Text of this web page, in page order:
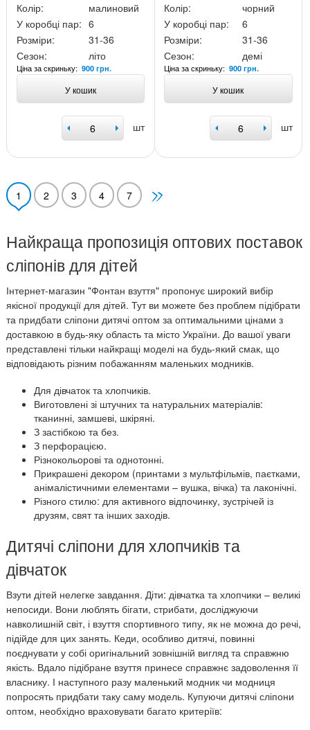
Колір:
малиновий
У коробці пар: 6
Розміри:
31-36
Сезон:
літо
Ціна за скриньку: 900 грн.
У кошик
шт
Колір:
чорний
У коробці пар:
6
Розміри:
31-36
Сезон:
демі
Ціна за скриньку:900 грн.
У кошик
шт
1 2 3 4 7
Найкраща пропозиція оптових поставок
сліпонів для дітей
Інтернет-магазин "Фонтан взуття" пропонує широкий вибір
якісної продукції для дітей. Тут ви можете без проблем підібрати
та придбати сліпони дитячі оптом за оптимальними цінами з
доставкою в будь-яку область та місто України. До вашої уваги
представлені тільки найкращі моделі на будь-який смак, що
відповідають різним побажанням маленьких модників.
Для дівчаток та хлопчиків.
Виготовлені зі штучних та натуральних матеріалів:
тканинні, замшеві, шкіряні.
З застібкою та без.
З перфорацією.
Різнокольорові та однотонні.
Прикрашені декором (принтами з мультфільмів, паєтками,
анімалістичними елементами – вушка, вічка) та лаконічні.
Різного стилю: для активного відпочинку, зустрічей із
друзям, свят та інших заходів.
Дитячі сліпони для хлопчиків та
дівчаток
Взути дітей нелегке завдання. Діти: дівчатка та хлопчики – великі
непосиди. Вони люблять бігати, стрибати, досліджуючи
навколишній світ, і взуття спортивного типу, як не можна до речі,
підійде для цих занять. Кеди, особливо дитячі, повинні
поєднувати у собі оригінальний зовнішній вигляд та справжню
якість. Вдало підібране взуття принесе справжнє задоволення її
власнику. І наступного разу маленький модник чи модниця
попросять придбати таку саму модель. Купуючи дитячі сліпони
оптом, необхідно враховувати багато критеріїв: